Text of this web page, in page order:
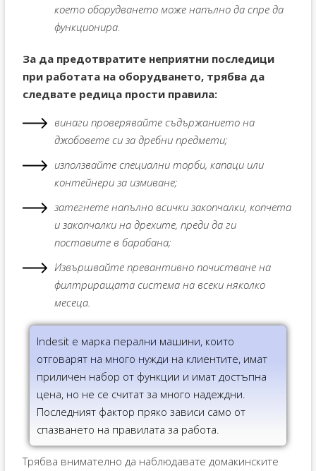
което оборудването може напълно да спре да
функционира.
За да предотвратите неприятни последици
при работата на оборудването, трябва да
следвате редица прости правила:
винаги проверявайте съдържанието на
джобовете си за дребни предмети;
използвайте специални торби, капаци или
контейнери за измиване;
затегнете напълно всички закопчалки, копчета
и закопчалки на дрехите, преди да ги
поставите в барабана;
Извършвайте превантивно почистване на
филтриращата система на всеки няколко
месеца.
Indesit е марка перални машини, които
отговарят на много нужди на клиентите, имат
приличен набор от функции и имат достъпна
цена, но не се считат за много надеждни.
Последният фактор пряко зависи само от
спазването на правилата за работа.
Трябва внимателно да наблюдавате домакинските